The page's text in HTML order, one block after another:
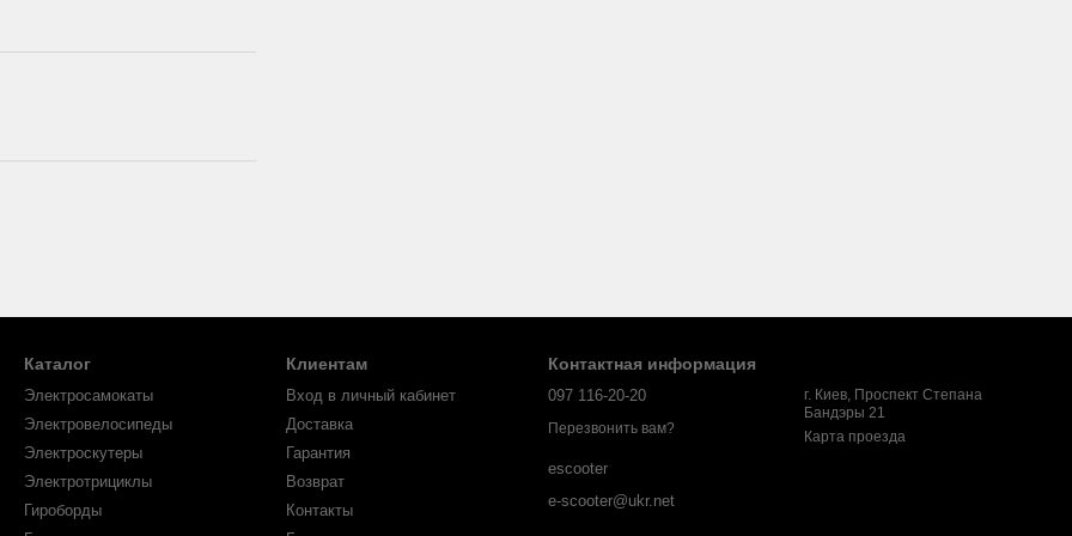
Каталог
Электросамокаты
Электровелосипеды
Электроскутеры
Электротрициклы
Гироборды
Клиентам
Вход в личный кабинет
Доставка
Гарантия
Возврат
Контакты
Контактная информация
097 116-20-20
Перезвонить вам?
escooter
e-scooter@ukr.net
г. Киев, Проспект Степана
Бандэры 21
Карта проезда